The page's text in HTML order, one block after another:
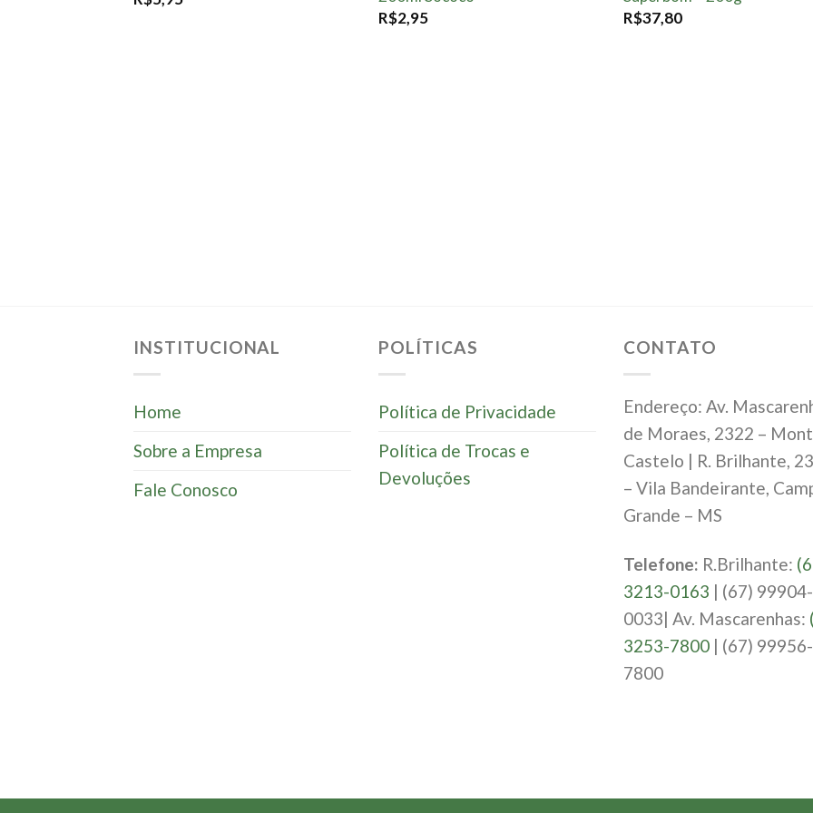
R$2,95
R$37,80
INSTITUCIONAL
Home
Sobre a Empresa
Fale Conosco
POLÍTICAS
Política de Privacidade
Política de Trocas e
Devoluções
CONTATO
Endereço: Av.
de Moraes, 2322 –
Castelo | R. Brilhante,
– Vila Bandeirante,
Grande – MS
Telefone: R.Brilhante:
3213-0163 | (67) 99904-
0033| Av. Mascarenhas:
3253-7800 | (67) 99956-
7800